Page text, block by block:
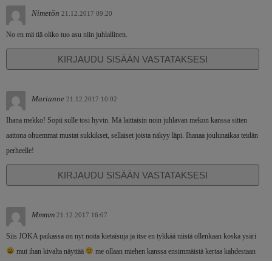
Nimetön 21.12.2017 09:20
No en mä tiä oliko tuo asu niin juhlallinen.
KIRJAUDU SISÄÄN VASTATAKSESI
Marianne 21.12.2017 10:02
Ihana mekko! Sopii sulle tosi hyvin. Mä laittaisin noin juhlavan mekon kanssa sitten
aattona ohuemmat mustat sukkikset, sellaiset joista näkyy läpi. Ihanaa joulunaikaa teidän
perheelle!
KIRJAUDU SISÄÄN VASTATAKSESI
Mmmm 21.12.2017 16:07
Siis JOKA paikassa on nyt noita kietaisuja ja itse en tykkää niistä ollenkaan koska ysäri
mut ihan kivalta näyttää
me ollaan miehen kanssa ensimmäistä kertaa kahdestaan